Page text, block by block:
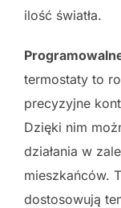
ilość światła.
termostaty to
precyzyjne
Dzięki nim
działania w
mieszkańców.
dostosowują